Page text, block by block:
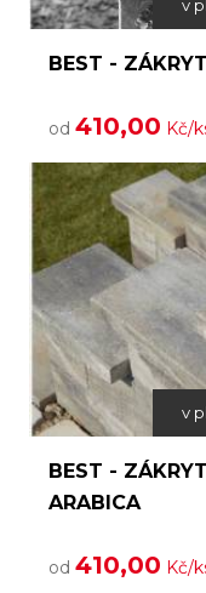
v
BEST -
od 410,00 Kč/
v
BEST -
ARABICA
od 410,00 Kč/